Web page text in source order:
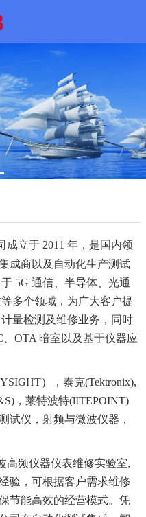
成立于 2011 年，是国内领
成商以及自动化生产测试
5G 通信、半导体、光通
多个领域，为广大客户提
量检测及维修业务，同时
OTA 暗室以及基于仪器应
），泰克(Tektronix),
，莱特波特(lITEPOINT)
试仪，射频与微波仪器，
频仪器仪表维修实验室,
验，可根据客户需求维修
节能高效的经营模式。 凭